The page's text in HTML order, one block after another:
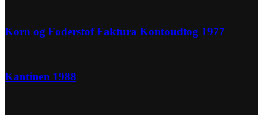
Korn og Foderstof Faktura Kontoudtog 1977
Kantinen 1988